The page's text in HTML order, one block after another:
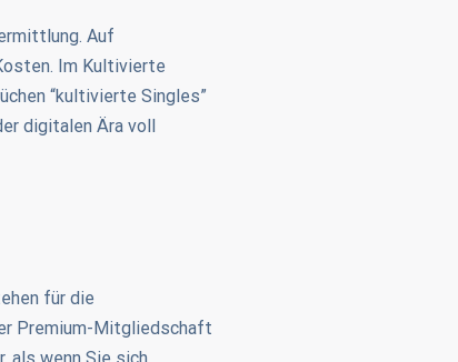
Auf
Im Kultivierte
“kultivierte Singles”
digitalen Ära voll
für die
Premium-Mitgliedschaft